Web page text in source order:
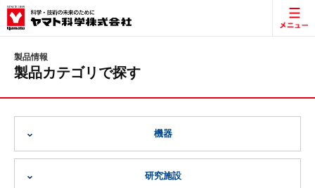
製品情報
製品カテゴリで探す
機器
研究施設